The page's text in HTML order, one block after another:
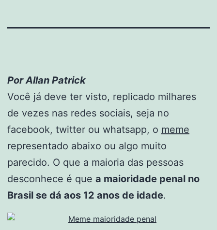
Por Allan Patrick
Você já deve ter visto, replicado milhares
de vezes nas redes sociais, seja no
facebook, twitter ou whatsapp, o meme
representado abaixo ou algo muito
parecido. O que a maioria das pessoas
desconhece é que a maioridade penal no
Brasil se dá aos 12 anos de idade.